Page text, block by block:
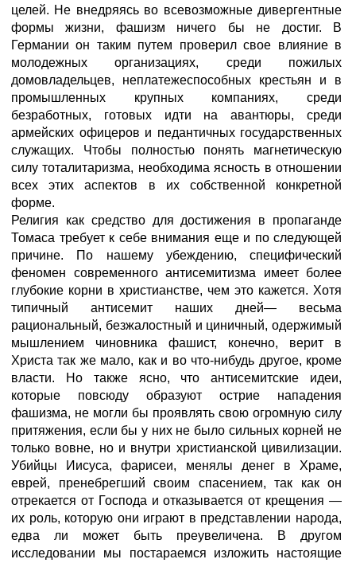
целей. Не внедряясь во всевозможные дивергентные
формы жизни, фашизм ничего бы не достиг. В
Германии он таким путем проверил свое влияние в
молодежных организациях, среди пожилых
домовладельцев, неплатежеспособных крестьян и в
промышленных крупных компаниях, среди
безработных, готовых идти на авантюры, среди
армейских офицеров и педантичных государственных
служащих. Чтобы полностью понять магнетическую
силу тоталитаризма, необходима ясность в отношении
всех этих аспектов в их собственной конкретной
форме.
Религия как средство для достижения в пропаганде
Томаса требует к себе внимания еще и по следующей
причине. По нашему убеждению, специфический
феномен современного антисемитизма имеет более
глубокие корни в христианстве, чем это кажется. Хотя
типичный антисемит наших дней— весьма
рациональный, безжалостный и циничный, одержимый
мышлением чиновника фашист, конечно, верит в
Христа так же мало, как и во что-нибудь другое, кроме
власти. Но также ясно, что антисемитские идеи,
которые повсюду образуют острие нападения
фашизма, не могли бы проявлять свою огромную силу
притяжения, если бы у них не было сильных корней не
только вовне, но и внутри христианской цивилизации.
Убийцы Иисуса, фарисеи, менялы денег в Храме,
еврей, пренебрегший своим спасением, так как он
отрекается от Господа и отказывается от крещения —
их роль, которую они играют в представлении народа,
едва ли может быть преувеличена. В другом
исследовании мы постараемся изложить настоящие